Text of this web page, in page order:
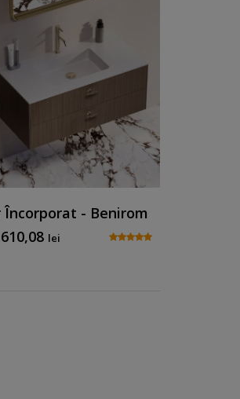
Încorporat - Benirom
610,08 lei
cu utilitatea.